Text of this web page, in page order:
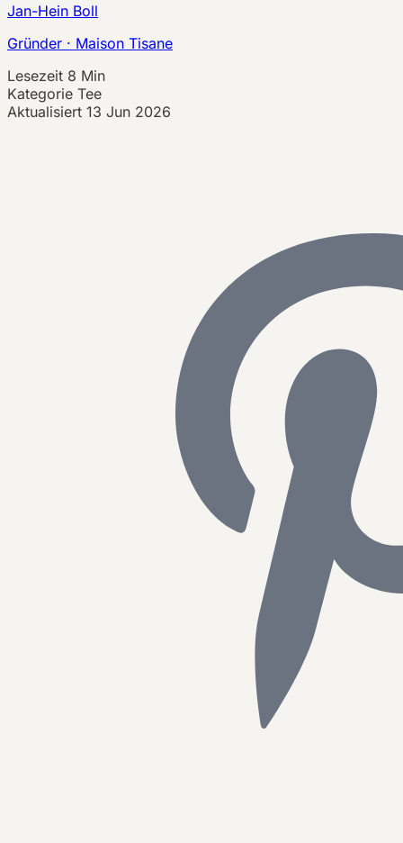
Jan-Hein Boll
Gründer · Maison Tisane
Lesezeit 8 Min
Kategorie Tee
Aktualisiert 13 Jun 2026